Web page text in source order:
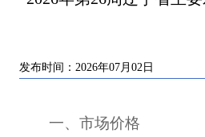
发布时间：2026年07月02日
一、市场价格